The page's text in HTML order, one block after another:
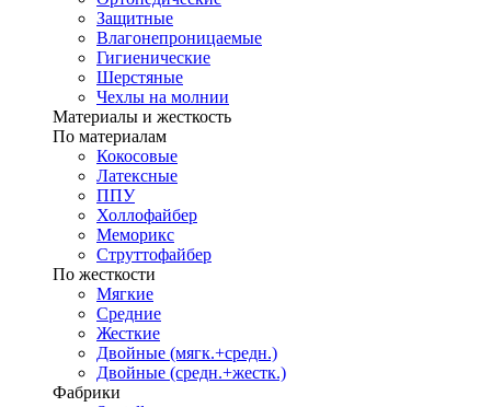
Защитные
Влагонепроницаемые
Гигиенические
Шерстяные
Чехлы на молнии
Материалы и жесткость
По материалам
Кокосовые
Латексные
ППУ
Холлофайбер
Меморикс
Струттофайбер
По жесткости
Мягкие
Средние
Жесткие
Двойные (мягк.+средн.)
Двойные (средн.+жестк.)
Фабрики